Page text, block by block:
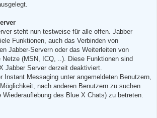
steht nun testweise für alle offen. Jabber
Funktionen, auch das Verbinden von
Jabber-Servern oder das Weiterleiten von
Netze (MSN, ICQ, ..). Diese Funktionen sind
Jabber Server derzeit deaktiviert.
Instant Messaging unter angemeldeten Benutzern,
nach anderen Benutzern zu suchen
Wiederauflebung des Blue X Chats) zu betreten.